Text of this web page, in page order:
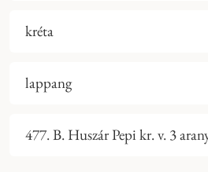
kréta
lappang
477. B. Huszár Pepi kr. v. 3